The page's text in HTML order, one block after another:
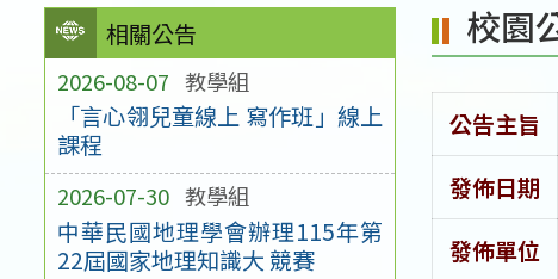
相關公告
2026-08-07 教學組
「言心翎兒童線上 寫作班」線上
課程
2026-07-30 教學組
中華民國地理學會辦理115年第
22屆國家地理知識大 競賽
校園
公告主旨
發佈日期
發佈單位